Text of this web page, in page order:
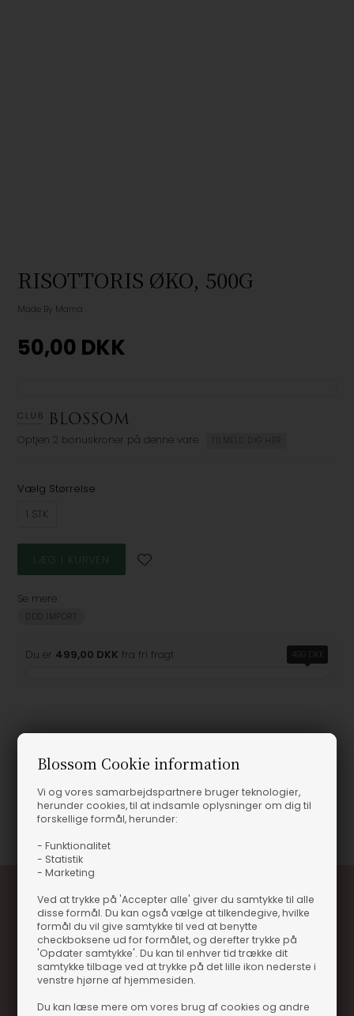
Blossom Cookie information
Vi og vores samarbejdspartnere bruger teknologier,
herunder cookies, til at indsamle oplysninger om dig til
forskellige formål, herunder:
- Funktionalitet
- Statistik
- Marketing
Ved at trykke på 'Accepter alle' giver du samtykke til alle
disse formål. Du kan også vælge at tilkendegive, hvilke
formål du vil give samtykke til ved at benytte
checkboksene ud for formålet, og derefter trykke på
'Opdater samtykke'. Du kan til enhver tid trække dit
samtykke tilbage ved at trykke på det lille ikon nederste i
venstre hjørne af hjemmesiden.
Du kan læse mere om vores brug af cookies og andre
RISOTTORIS ØKO, 500G
Made By Mama
50,00 DKK
Optjen 2 bonuskroner på denne vare TILMELD DIG HER
Vælg Størrelse
1 STK
Se mere
DDD IMPORT
Du er 499,00 DKK fra fri fragt 499 DKK
Produktinformation
Varenummer 26670-20-005-01